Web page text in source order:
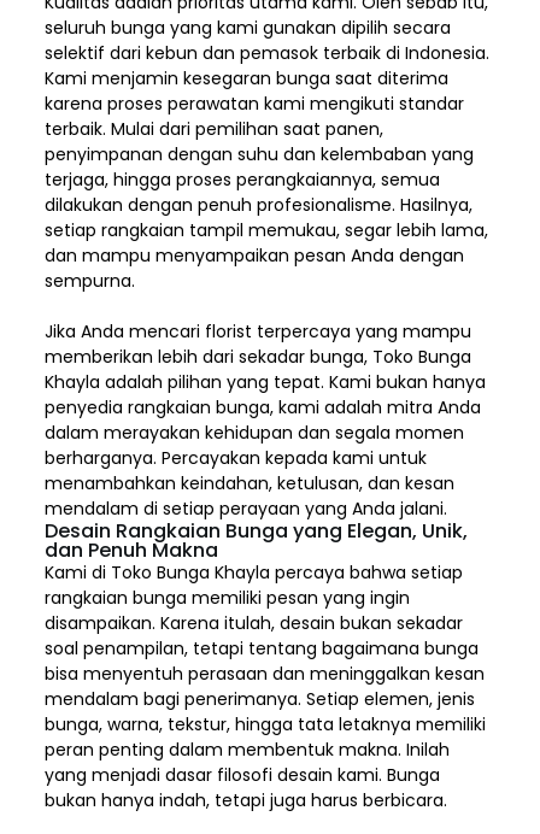
seluruh bunga yang kami gunakan dipilih secara
selektif dari kebun dan pemasok terbaik di Indonesia.
Kami menjamin kesegaran bunga saat diterima
karena proses perawatan kami mengikuti standar
terbaik. Mulai dari pemilihan saat panen,
penyimpanan dengan suhu dan kelembaban yang
terjaga, hingga proses perangkaiannya, semua
dilakukan dengan penuh profesionalisme. Hasilnya,
setiap rangkaian tampil memukau, segar lebih lama,
dan mampu menyampaikan pesan Anda dengan
sempurna.
Jika Anda mencari florist terpercaya yang mampu
memberikan lebih dari sekadar bunga, Toko Bunga
Khayla adalah pilihan yang tepat. Kami bukan hanya
penyedia rangkaian bunga, kami adalah mitra Anda
dalam merayakan kehidupan dan segala momen
berharganya. Percayakan kepada kami untuk
menambahkan keindahan, ketulusan, dan kesan
mendalam di setiap perayaan yang Anda jalani.
Desain Rangkaian Bunga yang Elegan, Unik,
dan Penuh Makna
Kami di Toko Bunga Khayla percaya bahwa setiap
rangkaian bunga memiliki pesan yang ingin
disampaikan. Karena itulah, desain bukan sekadar
soal penampilan, tetapi tentang bagaimana bunga
bisa menyentuh perasaan dan meninggalkan kesan
mendalam bagi penerimanya. Setiap elemen, jenis
bunga, warna, tekstur, hingga tata letaknya memiliki
peran penting dalam membentuk makna. Inilah
yang menjadi dasar filosofi desain kami. Bunga
bukan hanya indah, tetapi juga harus berbicara.